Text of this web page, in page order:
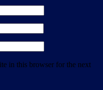
in this browser for the next